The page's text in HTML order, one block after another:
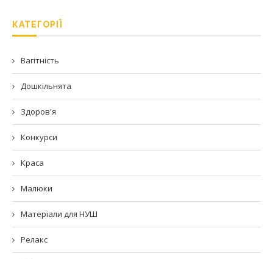
КАТЕГОРІЇ
Вагітність
Дошкільнята
Здоров'я
Конкурси
Краса
Малюки
Матеріали для НУШ
Релакс